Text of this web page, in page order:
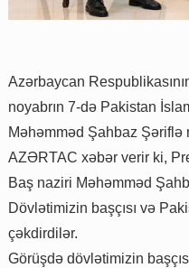
Azərbaycan
noyabrın 7-də Pakistan
Məhəmməd Şahbaz
AZƏRTAC xəbər verir ki,
Baş naziri Məhəmməd
Dövlətimizin başçısı və
çəkdirdilər.
Görüşdə dövlətimizin